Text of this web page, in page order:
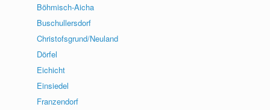
Böhmisch-Aicha
Buschullersdorf
Christofsgrund/Neuland
Dörfel
Eichicht
Einsiedel
Franzendorf